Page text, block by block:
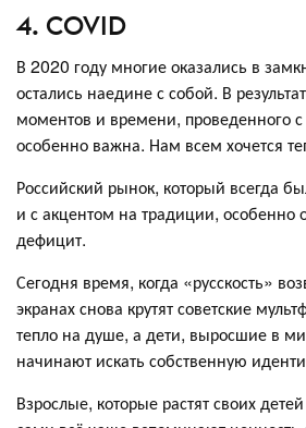
4. COVID
В 2020 году многие оказались в
остались наедине с собой. В
моментов и времени, проведенного
особенно важна. Нам всем хочется
Российский рынок, который всегда
и с акцентом на традиции, особенно
дефицит.
Сегодня время, когда «русскость»
экранах снова крутят советские
тепло на душе, а дети, выросшие в
начинают искать собственную
Взрослые, которые растят своих